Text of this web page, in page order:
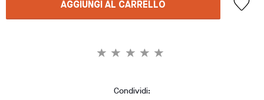
AGGIUNGI AL CARRELLO
Condividi: